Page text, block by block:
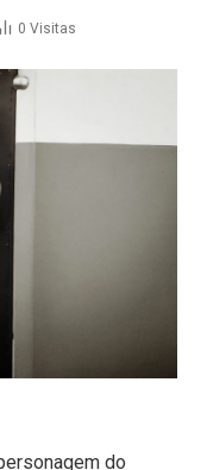
0 Visitas
do